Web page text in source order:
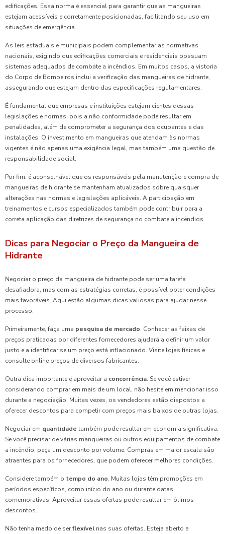
edificações. Essa norma é essencial para garantir que as mangueiras
estejam acessíveis e corretamente posicionadas, facilitando seu uso em
situações de emergência.
As leis estaduais e municipais podem complementar as normativas
nacionais, exigindo que edificações comerciais e residenciais possuam
sistemas adequados de combate a incêndios. Em muitos casos, a vistoria
do Corpo de Bombeiros inclui a verificação das mangueiras de hidrante,
assegurando que estejam dentro das especificações regulamentares.
É fundamental que empresas e instituições estejam cientes dessas
legislações e normas, pois a não conformidade pode resultar em
penalidades, além de comprometer a segurança dos ocupantes e das
instalações. O investimento em mangueiras que atendam às normas
vigentes é não apenas uma exigência legal, mas também uma questão de
responsabilidade social.
Por fim, é aconselhável que os responsáveis pela manutenção e compra de
mangueiras de hidrante se mantenham atualizados sobre quaisquer
alterações nas normas e legislações aplicáveis. A participação em
treinamentos e cursos especializados também pode contribuir para a
correta aplicação das diretrizes de segurança no combate a incêndios.
Dicas para Negociar o Preço da Mangueira de
Hidrante
Negociar o preço da mangueira de hidrante pode ser uma tarefa
desafiadora, mas com as estratégias corretas, é possível obter condições
mais favoráveis. Aqui estão algumas dicas valiosas para ajudar nesse
processo.
Primeiramente, faça uma pesquisa de mercado. Conhecer as faixas de
preços praticadas por diferentes fornecedores ajudará a definir um valor
justo e a identificar se um preço está inflacionado. Visite lojas físicas e
consulte online preços de diversos fabricantes.
Outra dica importante é aproveitar a concorrência. Se você estiver
considerando comprar em mais de um local, não hesite em mencionar isso
durante a negociação. Muitas vezes, os vendedores estão dispostos a
oferecer descontos para competir com preços mais baixos de outras lojas.
Negociar em quantidade também pode resultar em economia significativa.
Se você precisar de várias mangueiras ou outros equipamentos de combate
a incêndio, peça um desconto por volume. Compras em maior escala são
atraentes para os fornecedores, que podem oferecer melhores condições.
Considere também o tempo do ano. Muitas lojas têm promoções em
períodos específicos, como início do ano ou durante datas
comemorativas. Aproveitar essas ofertas pode resultar em ótimos
descontos.
Não tenha medo de serflexível nas suas ofertas. Esteja aberto a